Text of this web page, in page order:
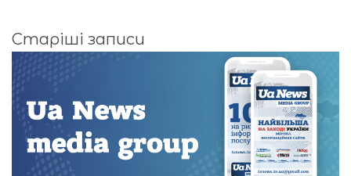
Навігація
за
Старіші записи